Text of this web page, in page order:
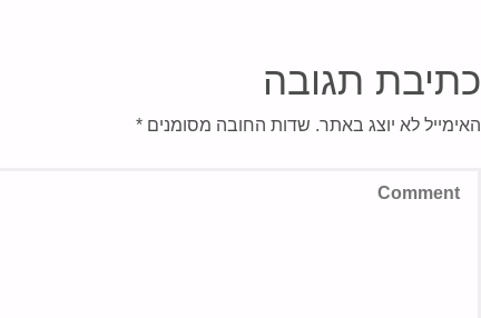
כתיבת תגובה
האימייל לא יוצג באתר. שדות החובה מסומנים *